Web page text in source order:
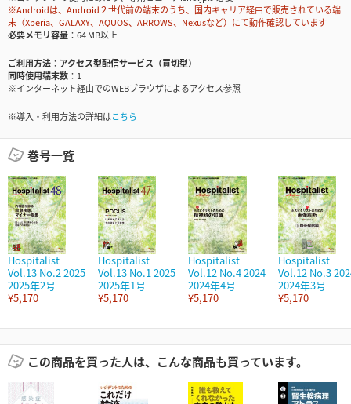
※Androidは、Android２世代前の端末のうち、国内キャリア経由で販売されている端
末（Xperia、GALAXY、AQUOS、ARROWS、Nexusなど）にて動作確認しています
必要メモリ容量
64 MB以上
ご利用方法
アクセス型配信サービス（買切型）
同時使用端末数
1
※インターネット経由でのWEBブラウザによるアクセス参照
※導入・利用方法の詳細はこちら
巻号一覧
Hospitalist
Vol.13 No.2 2025
2025年2号
¥5,170
Hospitalist
Vol.13 No.1 2025
2025年1号
¥5,170
Hospitalist
Vol.12 No.4 2024
2024年4号
¥5,170
Hospitalist
Vol.12 No.3
2024年3号
¥5,170
この商品を買った人は、こんな商品も買っています。